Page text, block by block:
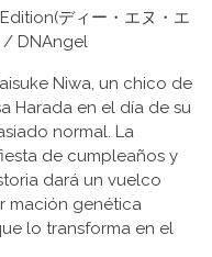
ディー・エヌ・エ
/ DNAngel
Niwa, un chico de
Harada en el día de su
normal. La
de cumpleaños y
dará un vuelco
mación genética
lo transforma en el